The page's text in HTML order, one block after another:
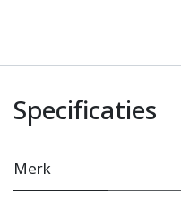
Specificaties
Merk